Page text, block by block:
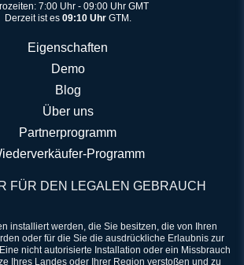
7:00 Uhr - 09:00 Uhr GMT
Derzeit ist es 09:10 UhrGTM.
Eigenschaften
Demo
Blog
Über uns
Partnerprogramm
Programm
FÜR DEN LEGALEN GEBRAUCH
installiert werden, die Sie besitzen, die von Ihren
oder für die Sie die ausdrückliche Erlaubnis zur
nicht autorisierte Installation oder ein Missbrauch
Ihres Landes oder Ihrer Region verstoßen und zu